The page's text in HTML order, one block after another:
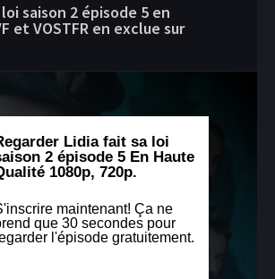
saison 2 épisode 5 en
et VOSTFR en exclue sur
Lidia fait sa loi
2 épisode 5 En Haute
1080p, 720p.
maintenant! Ça ne
que 30 secondes pour
l'épisode gratuitement.